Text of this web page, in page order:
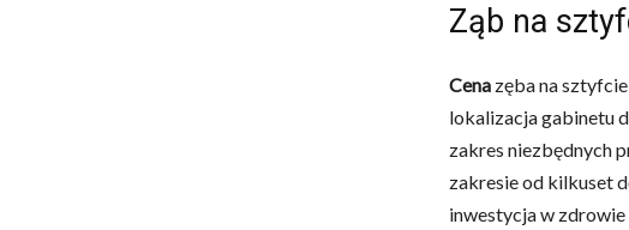
Ząb na
Cena zęba na
lokalizacja gabinetu
zakres niezbędnych
zakresie od kilkuset
inwestycja w